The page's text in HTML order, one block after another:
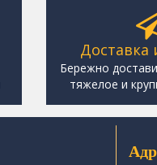
Доставка
Бережно
тяжелое и